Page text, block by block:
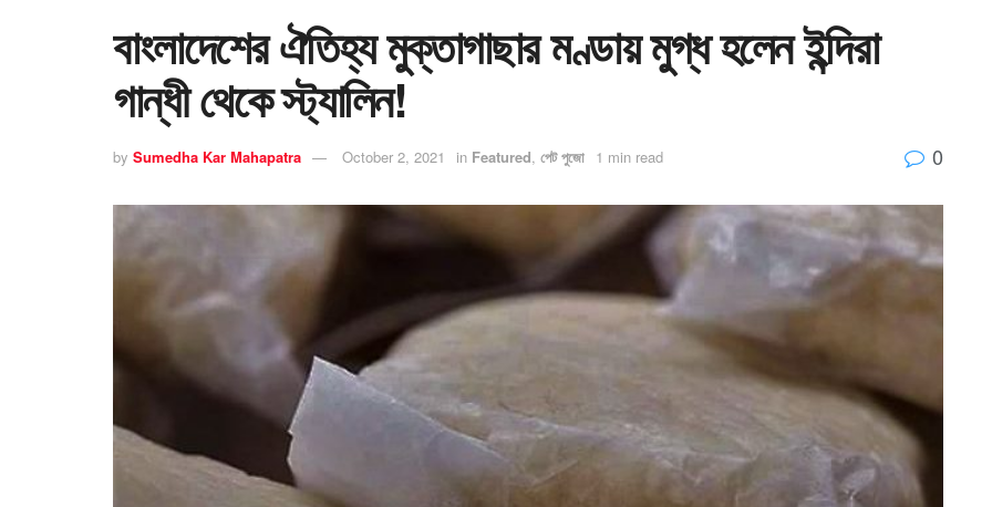
বাংলাদেশের ঐতিহ্য মুক্তাগাছার মণ্ডায় মুগ্ধ হলেন ইন্দিরা
গান্ধী থেকে স্ট‍্যালিন‌!
by Sumedha Kar Mahapatra October 2, 2021 in Featured, পেট পুজো 1 min read 0